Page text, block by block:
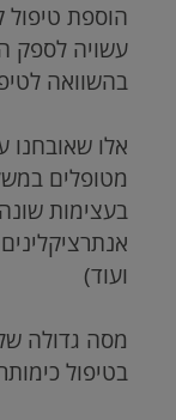
הוספת טיפול
עשויה לספק
בהשוואה
בעצימות
ועוד)
מסה גדולה
בטיפול